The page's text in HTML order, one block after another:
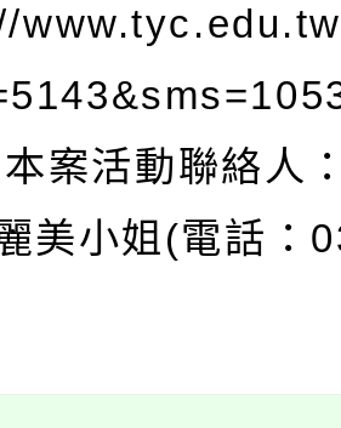
案活動聯絡人
美小姐(電話：